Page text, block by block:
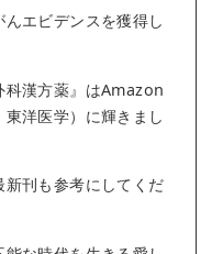
エビデンスを獲得し
科漢方薬』はAmazon
洋医学）に輝きまし
刊も参考にしてくだ